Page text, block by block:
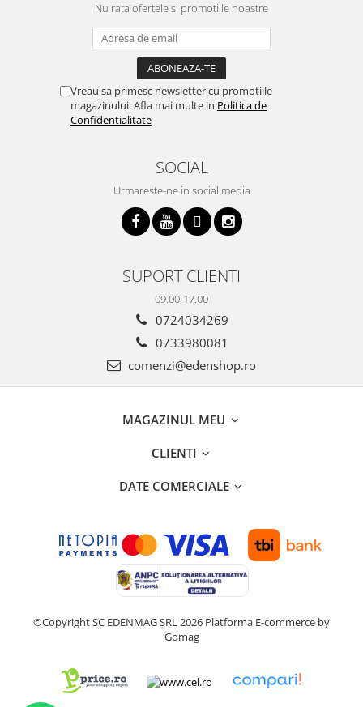
Nu rata ofertele si promotiile noastre
Vreau sa primesc newsletter cu promotiile
magazinului. Afla mai multe in Politica de
Confidentialitate
SOCIAL
Urmareste-ne in social media
SUPORT CLIENTI
09.00-17.00
0724034269
0733980081
comenzi@edenshop.ro
MAGAZINUL MEU
CLIENTI
DATE COMERCIALE
©Copyright SC EDENMAG SRL 2026 Platforma E-commerce by
Gomag